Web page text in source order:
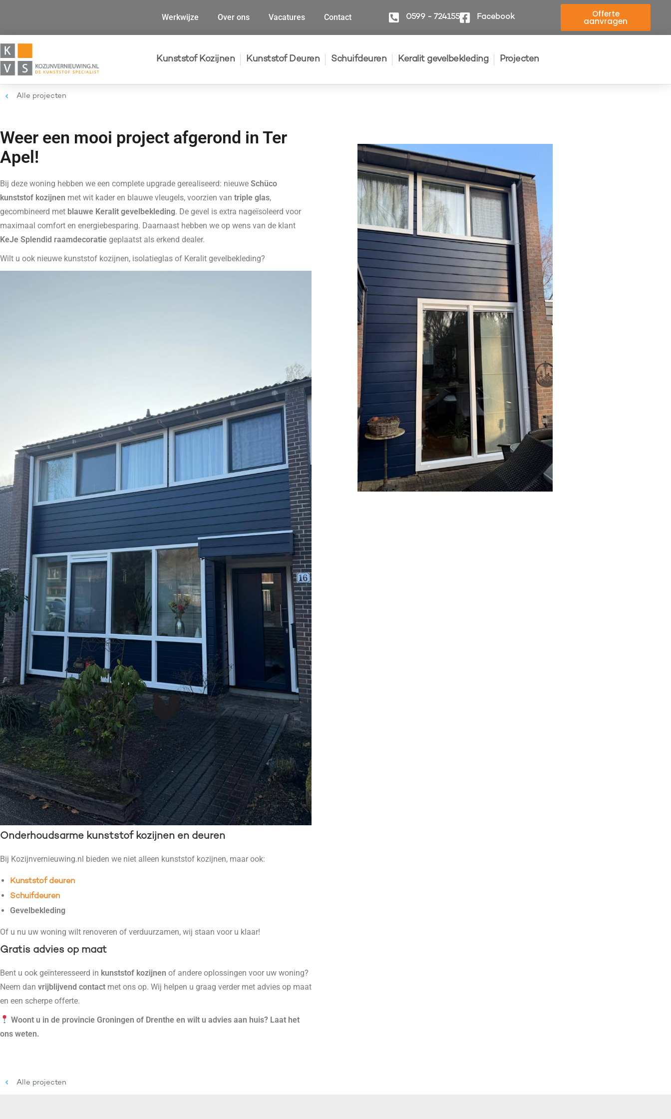
Werkwijze Over ons Vacatures Contact 0599 - 724155 Facebook Offerte
aanvragen
Kunststof Kozijnen Kunststof Deuren Schuifdeuren Keralit gevelbekleding Projecten
Alle projecten
Weer een mooi project afgerond in Ter
Apel!
Bij deze woning hebben we een complete upgrade gerealiseerd: nieuwe Schüco
kunststof kozijnen met wit kader en blauwe vleugels, voorzien van triple glas,
gecombineerd met blauwe Keralit gevelbekleding. De gevel is extra nageïsoleerd voor
maximaal comfort en energiebesparing. Daarnaast hebben we op wens van de klant
KeJe Splendid raamdecoratie geplaatst als erkend dealer.
Wilt u ook nieuwe kunststof kozijnen, isolatieglas of Keralit gevelbekleding?
Onderhoudsarme kunststof kozijnen en deuren
Bij Kozijnvernieuwing.nl bieden we niet alleen kunststof kozijnen, maar ook:
Kunststof deuren
Schuifdeuren
Gevelbekleding
Of u nu uw woning wilt renoveren of verduurzamen, wij staan voor u klaar!
Gratis advies op maat
Bent u ook geïnteresseerd in kunststof kozijnen of andere oplossingen voor uw woning?
Neem dan vrijblijvend contact met ons op. Wij helpen u graag verder met advies op maat
en een scherpe offerte.
Woont u in de provincie Groningen of Drenthe en wilt u advies aan huis? Laat het
ons weten.
Alle projecten